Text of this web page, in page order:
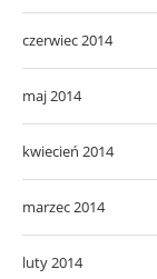
czerwiec 2014
maj 2014
kwiecień 2014
marzec 2014
luty 2014